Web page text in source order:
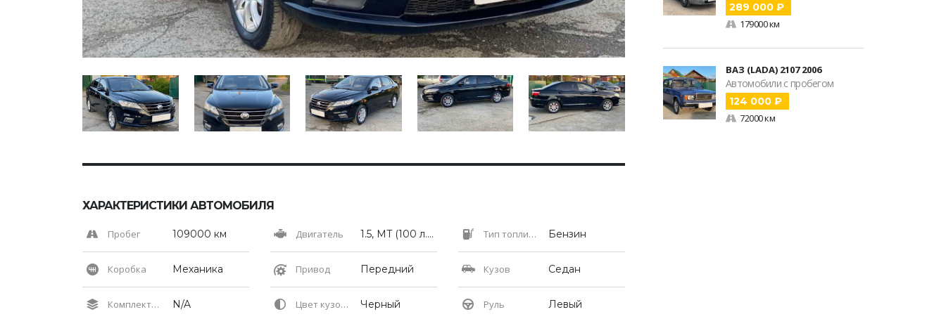
ХАРАКТЕРИСТИКИ АВТОМОБИЛЯ
Пробег 109000 км Двигатель 1.5, MT (100 л.с.) Тип топлива Бензин
Коробка Механика Привод Передний Кузов Седан
Комплектация N/A Цвет кузова Черный Руль Левый
289 000 ₽
179000 км
ВАЗ (LADA) 2107 2006
Автомобили с пробегом
124 000 ₽
72000 км